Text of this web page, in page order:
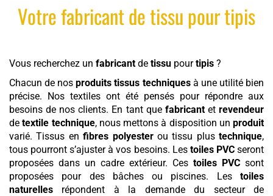
Votrefabricantdetissupourtipis
Vous recherchez un fabricant de tissu pourtipis ?
Chacun de nosproduits tissus techniquesà une utilité bien
précise. Nos textiles ont été pensés pour répondre aux
besoins de nos clients. En tant que fabricantetrevendeur
detextile technique, nous mettons à disposition un produit
varié. Tissus enfibres polyesterou tissu plus technique,
tous pourront s’ajuster à vos besoins. Les toiles PVCseront
proposées dans un cadre extérieur. Ces toiles PVC sont
proposées pour des bâches ou piscines. Les toiles
naturelles répondent à la demande du secteur de